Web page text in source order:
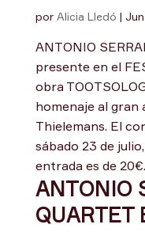
por Alicia Lledó |
ANTONIO
presente en el
obra
homenaje al gran
Thielemans. El
sábado 23 de
entrada es de
ANTONIO
QUARTET